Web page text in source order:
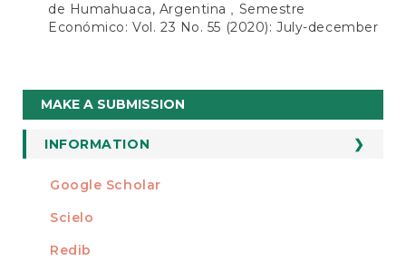
de Humahuaca, Argentina
Semestre
Económico: Vol. 23 No. 55 (2020): July-december
Make
a
Submission
MAKE A SUBMISSION
INFORMATION
For Readers
For Librarians
INDEXED AT
Google Scholar
Scielo
Redib